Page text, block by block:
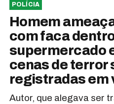
POLÍCIA
Homem
com faca
supermercado
cenas de terror
registradas em
Autor, que alegava ser